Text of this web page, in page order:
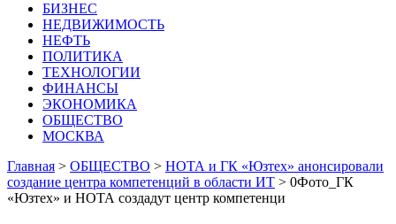
БИЗНЕС
НЕДВИЖИМОСТЬ
НЕФТЬ
ПОЛИТИКА
ТЕХНОЛОГИИ
ФИНАНСЫ
ЭКОНОМИКА
ОБЩЕСТВО
МОСКВА
Главная > ОБЩЕСТВО > НОТА и ГК «Юзтех» анонсировали
создание центра компетенций в области ИТ > 0Фото_ГК
«Юзтех» и НОТА создадут центр компетенци